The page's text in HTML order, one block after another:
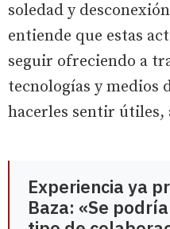
soledad y
entiende que estas
seguir ofreciendo a
tecnologías y medios
hacerles sentir útiles,
Experiencia ya
Baza: «Se